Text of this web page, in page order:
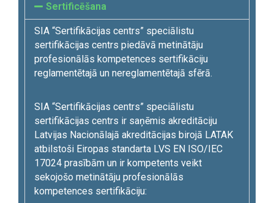
Sertificēšana
SIA “Sertifikācijas centrs” speciālistu
sertifikācijas centrs piedāvā metinātāju
profesionālās kompetences sertifikāciju
reglamentētajā un nereglamentētajā sfērā.
SIA “Sertifikācijas centrs” speciālistu
sertifikācijas centrs ir saņēmis akreditāciju
Latvijas Nacionālajā akreditācijas birojā LATAK
atbilstoši Eiropas standarta LVS EN ISO/IEC
17024 prasībām un ir kompetents veikt
sekojošo metinātāju profesionālās
kompetences sertifikāciju: